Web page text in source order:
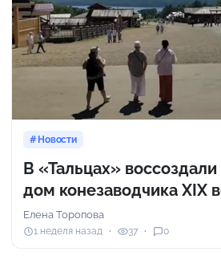
Новости
В «Тальцах» воссоздали
дом конезаводчика XIX
Елена Торопова
1 неделя назад 37 0